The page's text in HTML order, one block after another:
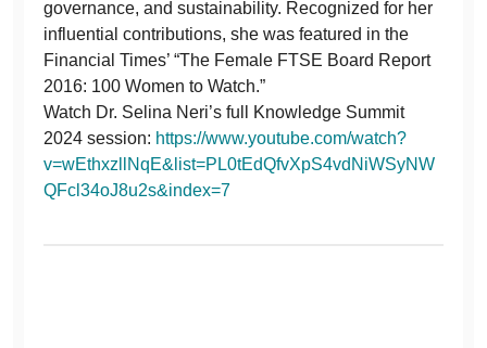
governance, and sustainability. Recognized for her
influential contributions, she was featured in the
Financial Times’ “The Female FTSE Board Report
2016: 100 Women to Watch.”
Watch Dr. Selina Neri’s full Knowledge Summit
2024 session: https://www.youtube.com/watch?
v=wEthxzllNqE&list=PL0tEdQfvXpS4vdNiWSyNW
QFcl34oJ8u2s&index=7